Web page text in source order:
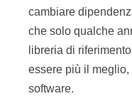
cambiare
che solo qualche
libreria di
essere più il
software.